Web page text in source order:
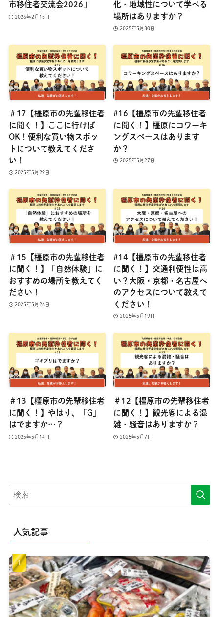
市移住者交流会2026」
2026年2月15日
化・地域性について学べる
場所はありますか？
2025年5月30日
＃17【橿原市の先輩移住者
に聞く！】ここに行けば
OK！便利な買い物スポッ
トについて教えてくださ
い！
2025年5月29日
#16【橿原市の先輩移住者
に聞く！】橿原にコワーキ
ングスペースはあります
か？
2025年5月27日
＃15【橿原市の先輩移住者
に聞く！】「自然体験」に
おすすめの場所を教えてく
ださい！
2025年5月26日
#14【橿原市の先輩移住者
に聞く！】交通利便性は高
い？大阪・京都・名古屋へ
のアクセスについて教えて
ください！
2025年5月19日
＃13【橿原市の先輩移住者
に聞く！】やはり、「G」
はでますか…？
2025年5月14日
＃12【橿原市の先輩移住者
に聞く！】観光客による混
雑・騒音はありますか？
2025年5月7日
人気記事